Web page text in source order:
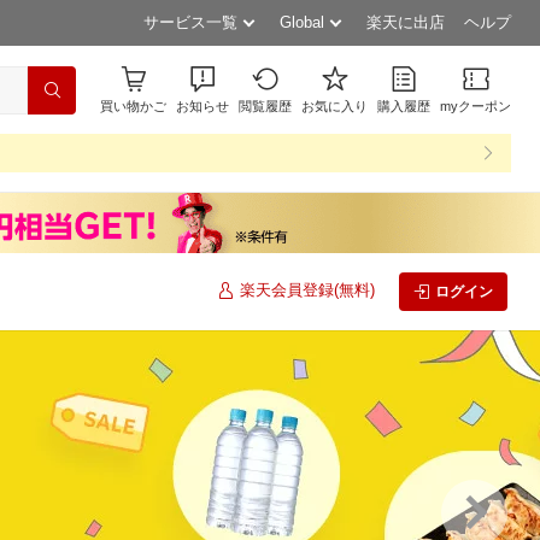
サービス一覧 Global 楽天に出店 ヘルプ
買い物かご お知らせ 閲覧履歴 お気に入り 購入履歴 myクーポン
楽天会員登録(無料) ログイン